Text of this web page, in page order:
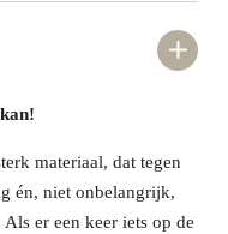
materiaal, dat tegen
én, niet onbelangrijk,
er een keer iets op de